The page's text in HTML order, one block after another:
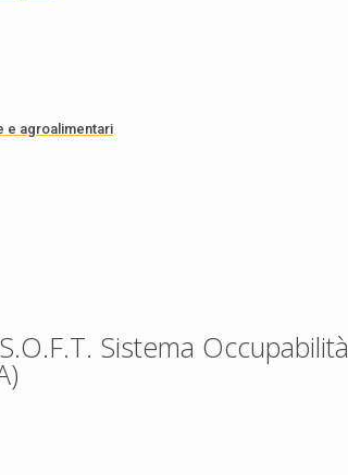
e agroalimentari
Sistema Occupabilità